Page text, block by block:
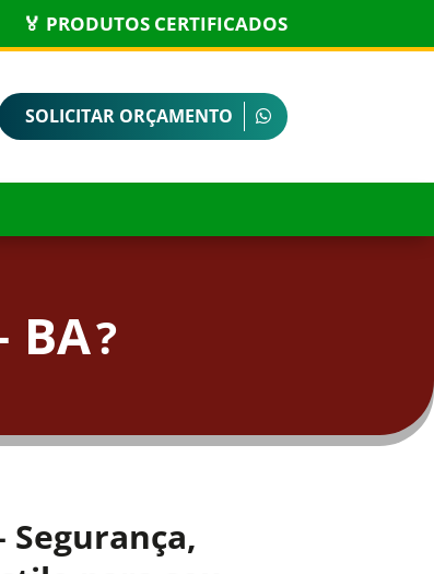
🏅 PRODUTOS CERTIFICADOS
SOLICITAR ORÇAMENTO
BA?